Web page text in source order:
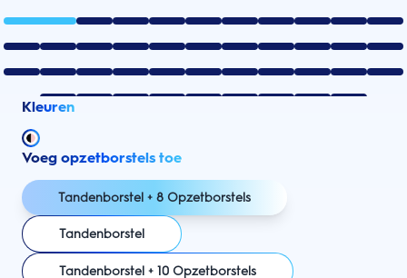
Kleuren
Voeg opzetborstels toe
Tandenborstel + 8 Opzetborstels
Tandenborstel
Tandenborstel + 10 Opzetborstels